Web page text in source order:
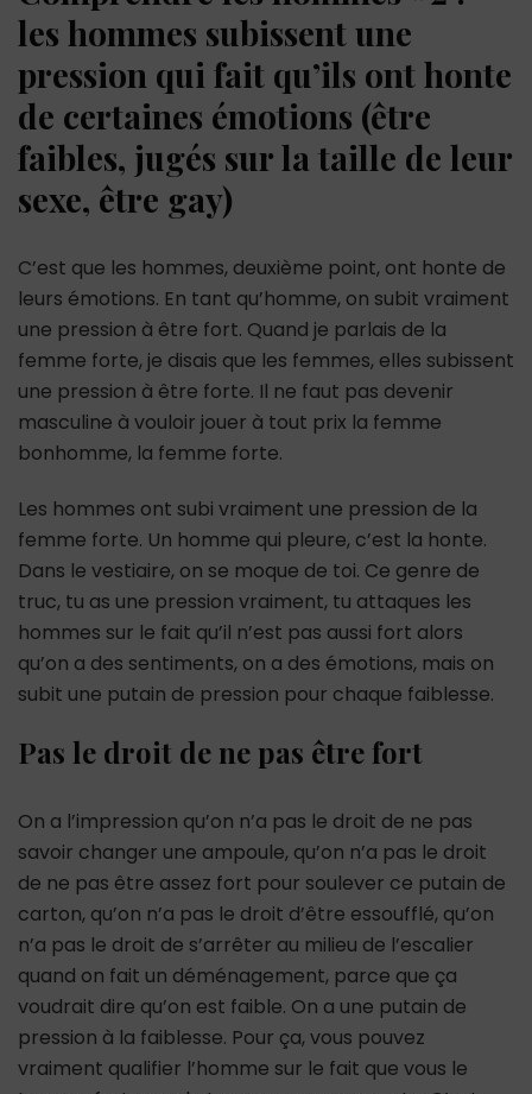
les hommes subissent une
pression qui fait qu’ils ont honte
de certaines émotions (être
faibles, jugés sur la taille de leur
sexe, être gay)
C’est que les hommes, deuxième point, ont honte de
leurs émotions. En tant qu’homme, on subit vraiment
une pression à être fort. Quand je parlais de la
femme forte, je disais que les femmes, elles subissent
une pression à être forte. Il ne faut pas devenir
masculine à vouloir jouer à tout prix la femme
bonhomme, la femme forte.
Les hommes ont subi vraiment une pression de la
femme forte. Un homme qui pleure, c’est la honte.
Dans le vestiaire, on se moque de toi. Ce genre de
truc, tu as une pression vraiment, tu attaques les
hommes sur le fait qu’il n’est pas aussi fort alors
qu’on a des sentiments, on a des émotions, mais on
subit une putain de pression pour chaque faiblesse.
Pas le droit de ne pas être fort
On a l’impression qu’on n’a pas le droit de ne pas
savoir changer une ampoule, qu’on n’a pas le droit
de ne pas être assez fort pour soulever ce putain de
carton, qu’on n’a pas le droit d’être essoufflé, qu’on
n’a pas le droit de s’arrêter au milieu de l’escalier
quand on fait un déménagement, parce que ça
voudrait dire qu’on est faible. On a une putain de
pression à la faiblesse. Pour ça, vous pouvez
vraiment qualifier l’homme sur le fait que vous le